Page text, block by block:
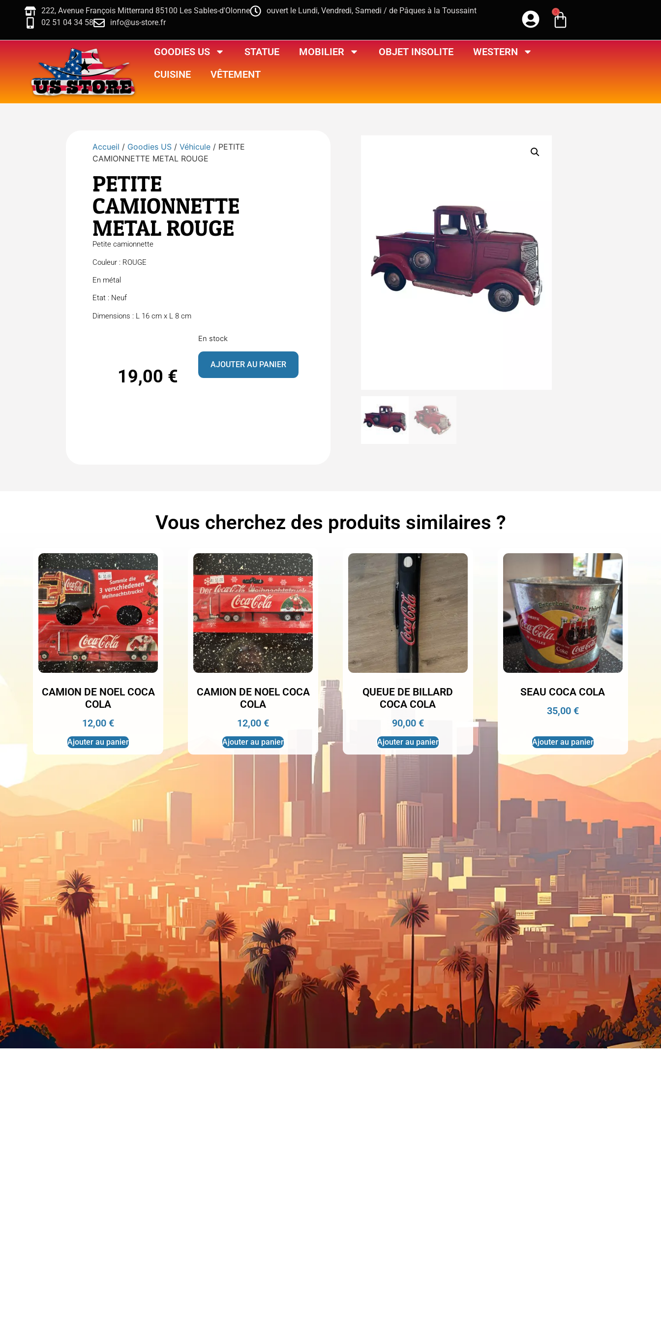
222, Avenue François Mitterrand 85100 Les Sables-d'Olonne
ouvert le Lundi, Vendredi, Samedi / de Pâques à la Toussaint
02 51 04 34 58
info@us-store.fr
0
GOODIES US STATUE MOBILIER OBJET INSOLITE
WESTERN
CUISINE
VÊTEMENT
Accueil / Goodies US /Véhicule / PETITE
CAMIONNETTE METAL ROUGE
PETITE
CAMIONNETTE
METAL ROUGE
Petite camionnette
Couleur : ROUGE
En métal
Etat : Neuf
Dimensions : L 16 cm x L 8 cm
19,00 €
En stock
AJOUTER AU PANIER
Vous cherchez des produits similaires ?
CAMION DE NOEL COCA
COLA
12,00€
Ajouter au panier
CAMION DE NOEL COCA
COLA
12,00€
Ajouter au panier
QUEUE DE BILLARD
COCA COLA
90,00 €
Ajouter au panier
SEAU COCA COLA
35,00 €
Ajouter au panier